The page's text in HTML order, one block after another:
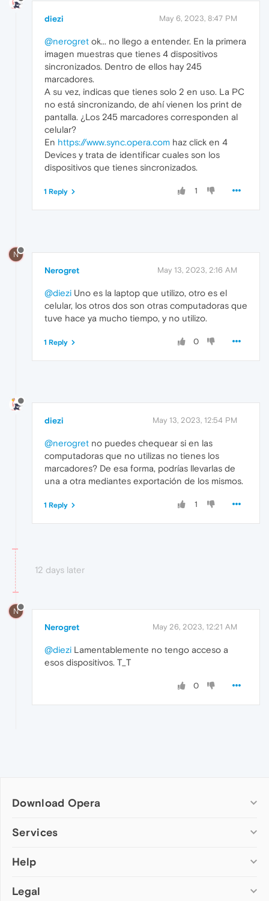
diezi May 6, 2023, 8:47 PM
@nerogret ok... no llego a entender. En la primera
imagen muestras que tienes 4 dispositivos
sincronizados. Dentro de ellos hay 245
marcadores.
A su vez, indicas que tienes solo 2 en uso. La PC
no está sincronizando, de ahí vienen los print de
pantalla. ¿Los 245 marcadores corresponden al
celular?
En https://www.sync.opera.com haz click en 4
Devices y trata de identificar cuales son los
dispositivos que tienes sincronizados.
1
1 Reply
N
Nerogret May 13, 2023, 2:16 AM
@diezi Uno es la laptop que utilizo, otro es el
celular, los otros dos son otras computadoras que
tuve hace ya mucho tiempo, y no utilizo.
0
1 Reply
diezi May 13, 2023, 12:54 PM
@nerogret no puedes chequear si en las
computadoras que no utilizas no tienes los
marcadores? De esa forma, podrías llevarlas de
una a otra mediantes exportación de los mismos.
1
1 Reply
12 days later
N
Nerogret May 26, 2023, 12:21 AM
@diezi Lamentablemente no tengo acceso a
esos dispositivos. T_T
0
Download Opera
Computer browsers
Opera for Mac
Opera beta version
Services
Add-ons
Wallpapers
Help
Help & support
Legal